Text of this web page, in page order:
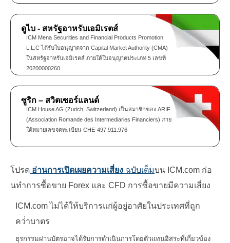
ดูไบ - สหรัฐอาหรับเอมิเรตส์
ICM Mena Securities and Financial Products Promotion
L.L.C ได้รับใบอนุญาตจาก Capital Market Authority (CMA)
ในสหรัฐอาหรับเอมิเรตส์ ภายใต้ใบอนุญาตประเภท 5 เลขที่
20200000260
ซูริก – สวิตเซอร์แลนด์
ICM House AG (Zurich, Switzerland) เป็นสมาชิกของ ARIF
(Association Romande des Intermediaries Financiers) ภาย
ใต้หมายเลขจดทะเบียน CHE-497.911.976
โปรด อ่านการเปิดเผยความเสี่ยง ฉบับเต็มบน ICM.com ก่อ
นทําการซื้อขาย Forex และ CFD การซื้อขายมีความเสี่ยง
ICM.com ไม่ได้ให้บริการแก่ผู้อยู่อาศัยในประเทศที่ถูก
คว่ําบาตร
ธุรกรรมผ่านบัตรอาจได้รับการดำเนินการโดยตัวแทนอิสระที่เกี่ยวข้อง